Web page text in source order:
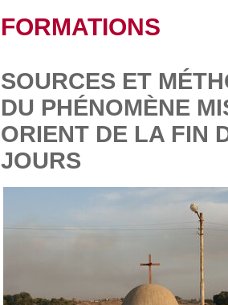
FORMATIONS
SOURCES ET
DU PHÉNOMÈNE
ORIENT DE LA FIN
JOURS